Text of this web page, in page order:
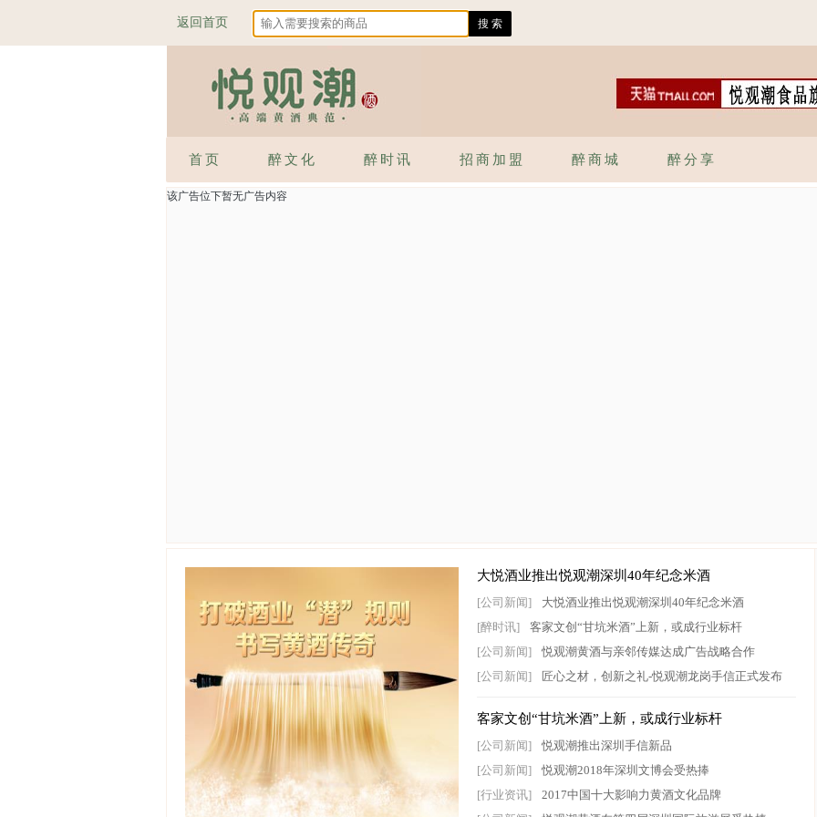
返回首页
首页 醉文化 醉时讯 招商加盟 醉商城 醉分享
该广告位下暂无广告内容
大悦酒业推出悦观潮深圳40年纪念米酒
[公司新闻]
大悦酒业推出悦观潮深圳40年纪念米酒
[醉时讯]
客家文创“甘坑米酒”上新，或成行业标杆
[公司新闻]
悦观潮黄酒与亲邻传媒达成广告战略合作
[公司新闻]
匠心之材，创新之礼-悦观潮龙岗手信正式发布
客家文创“甘坑米酒”上新，或成行业标杆
[公司新闻]
悦观潮推出深圳手信新品
[公司新闻]
悦观潮2018年深圳文博会受热捧
[行业资讯]
2017中国十大影响力黄酒文化品牌